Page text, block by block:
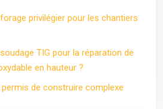
privilégier pour les chantiers
TIG pour la réparation de
en hauteur ?
de construire complexe